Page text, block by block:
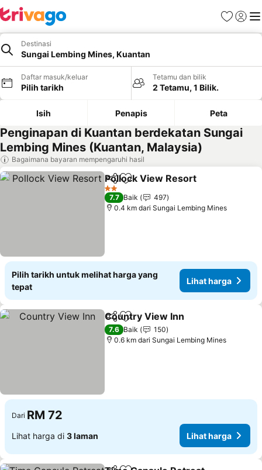
Kegemaran
Daftar
Destinasi
Sungai Lembing Mines, Kuantan
Daftar masuk/keluar
Pilih tarikh
Tetamu dan bilik
2 Tetamu, 1 Bilik.
Isih Penapis Peta
Penginapan di Kuantan berdekatan Sungai
Lembing Mines (Kuantan, Malaysia)
Bagaimana bayaran mempengaruhi hasil
KongsiTambah ke favorit
Pollock View Resort
2 Bintang
7.7 Baik
497
0.4 km dari Sungai Lembing Mines
Pilih tarikh untuk melihat harga yang
tepat
Lihat harga
KongsiTambah ke favorit
Country View Inn
7.6 Baik
150
0.6 km dari Sungai Lembing Mines
Dari RM 72
Lihat harga di 3 laman Lihat harga